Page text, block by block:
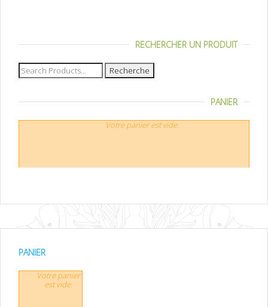
RECHERCHER UN PRODUIT
Recherche
pour :
PANIER
Votre panier est vide.
PANIER
Votre panier
est vide.